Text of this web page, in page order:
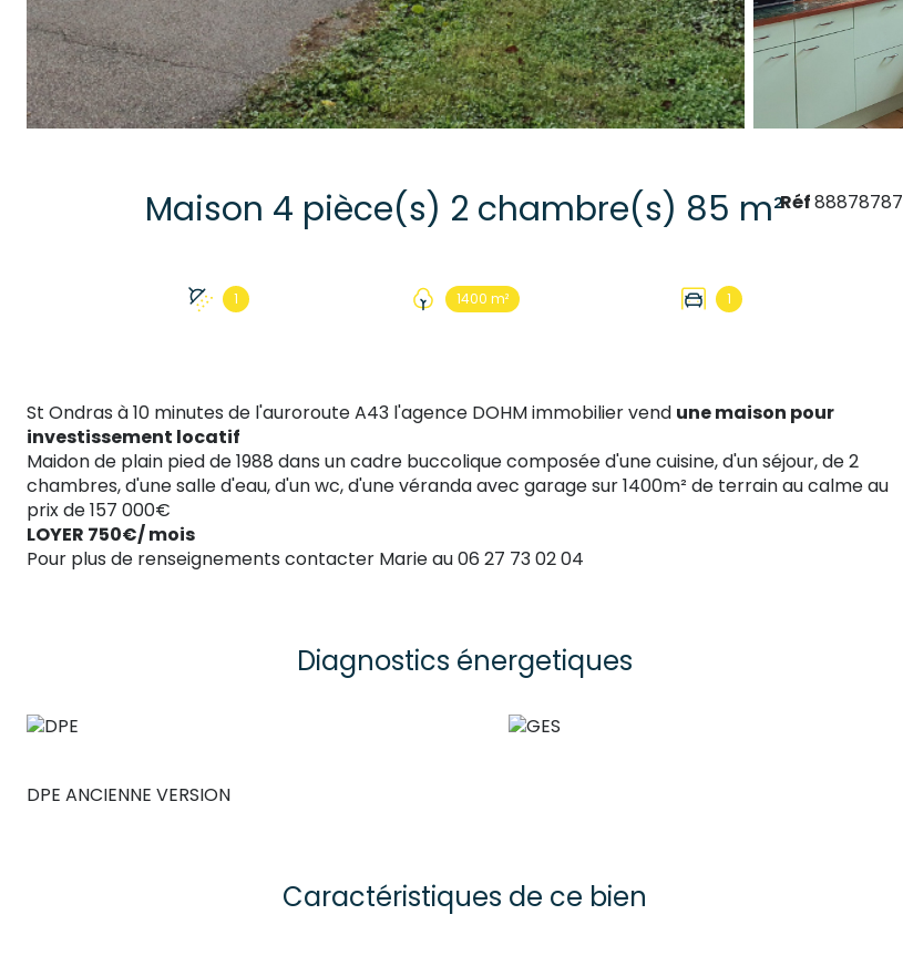
Maison 4 pièce(s) 2 chambre(s) 85 m²
1 1400 m² 1
Réf88878787
St Ondras à 10 minutes de l'auroroute A43 l'agence DOHM immobilier vend une maison pour
investissement locatif
Maidon de plain pied de 1988 dans un cadre buccolique composée d'une cuisine, d'un séjour, de 2
chambres, d'une salle d'eau, d'un wc, d'une véranda avec garage sur 1400m² de terrain au calme au
prix de 157 000€
LOYER 750€/ mois
Pour plus de renseignements contacter Marie au 06 27 73 02 04
Diagnostics énergetiques
DPE ANCIENNE VERSION
Caractéristiques de ce bien